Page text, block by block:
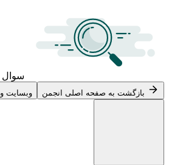
سوال
بازگشت به صفحه اصلی انجمن وبسایت